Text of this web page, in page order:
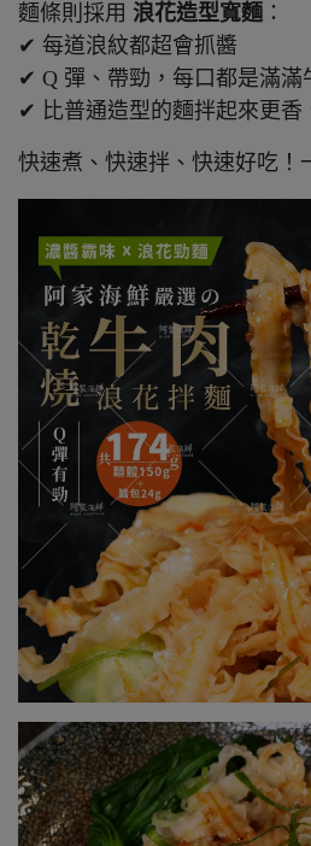
麵條則採用 浪花造型寬麵：
✔ 每道浪紋都超會抓醬
✔ Q 彈、帶勁，每口都是滿滿
✔ 比普通造型的麵拌起來更香
快速煮、快速拌、快速好吃！